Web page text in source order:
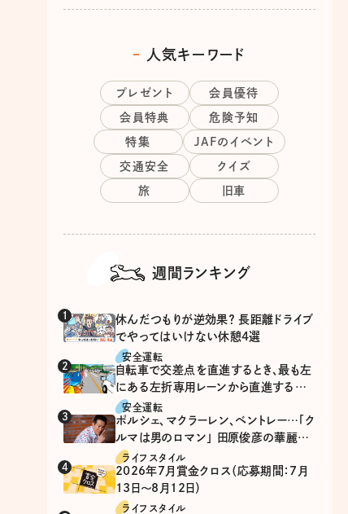
人気キーワード
プレゼント 会員優待
会員特典 危険予知
特集 JAFのイベント
交通安全 クイズ
旅 旧車
週間ランキング
休んだつもりが逆効果？ 長距離ドライブ
でやってはいけない休憩4選
安全運転
自転車で交差点を直進するとき、最も左
にある左折専用レーンから直進するの
は、違反？
安全運転
ポルシェ、マクラーレン、ベントレー…「ク
ルマは男のロマン」 田原俊彦の華麗な
る愛車遍歴
ライフスタイル
2026年7月賞金クロス（応募期間：7月
13日～8月12日）
ライフスタイル